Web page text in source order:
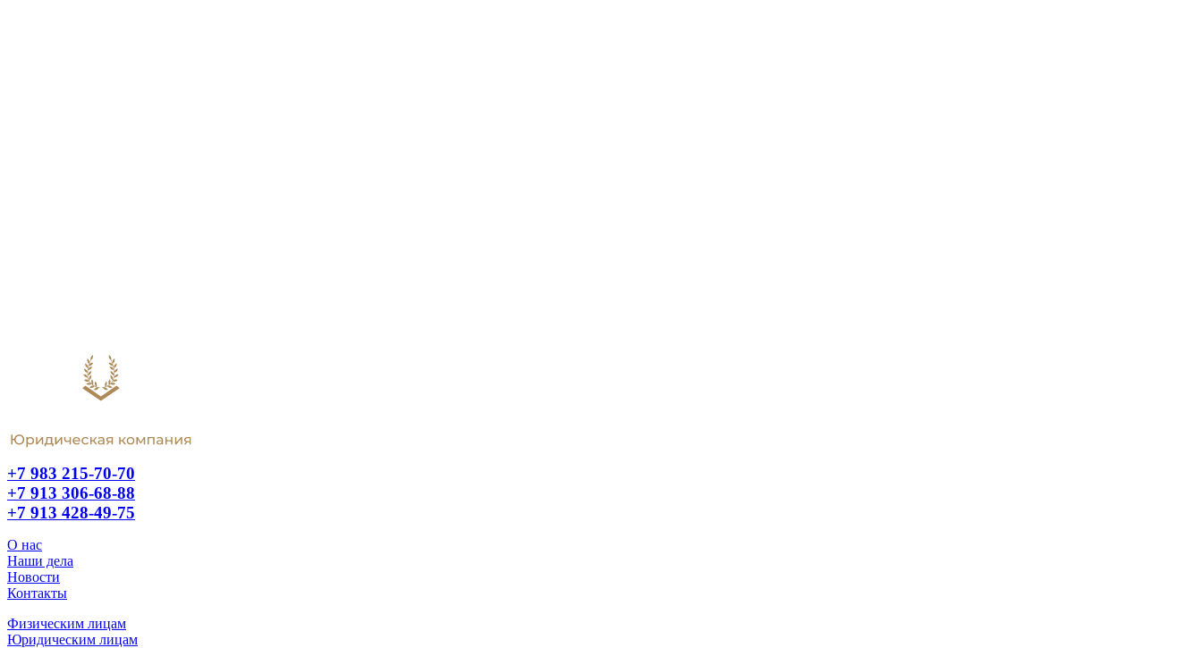
+7 983 215-70-70
+7 913 306-68-88
+7 913 428-49-75
О нас
Наши дела
Новости
Контакты
Физическим лицам
Юридическим лицам